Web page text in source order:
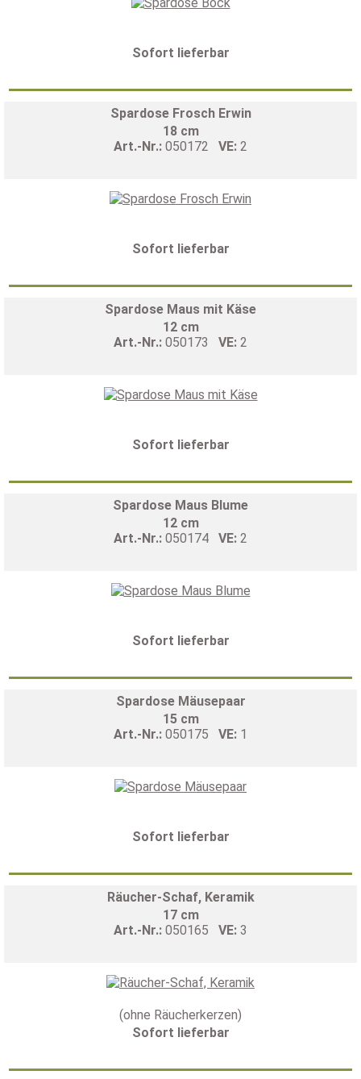
Sofort lieferbar
Spardose Frosch Erwin
18 cm
Art.-Nr.: 050172 VE: 2
Sofort lieferbar
Spardose Maus mit Käse
12 cm
Art.-Nr.: 050173 VE: 2
Sofort lieferbar
Spardose Maus Blume
12 cm
Art.-Nr.: 050174 VE: 2
Sofort lieferbar
Spardose Mäusepaar
15 cm
Art.-Nr.: 050175 VE: 1
Sofort lieferbar
Räucher-Schaf, Keramik
17 cm
Art.-Nr.: 050165 VE: 3
(ohne Räucherkerzen)
Sofort lieferbar